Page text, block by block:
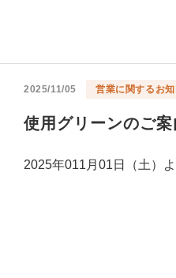
2025/11/05 営業に関するお
使用グリーンのご案
2025年011月01日（土）